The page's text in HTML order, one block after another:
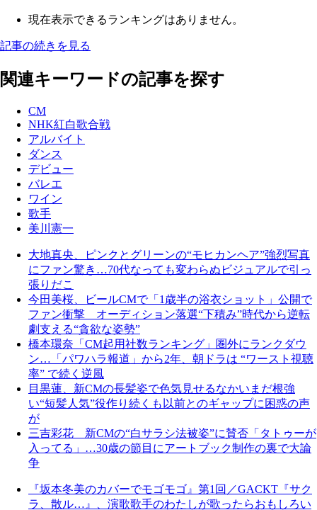
現在表示できるランキングはありません。
記事の続きを見る
関連キーワードの記事を探す
CM
NHK紅白歌合戦
アルバイト
ダンス
デビュー
バレエ
ワイン
歌手
美川憲一
大地真央、ピンクとグリーンの“モヒカンヘア”強烈写真
にファン驚き…70代なっても変わらぬビジュアルで引っ
張りだこ
今田美桜、ビールCMで「1歳半の浴衣ショット」公開で
ファン衝撃 オーディション落選“下積み”時代から逆転
劇支える“貪欲な姿勢”
橋本環奈「CM起用社数ランキング」圏外にランクダウ
ン…「パワハラ報道」から2年、朝ドラは “ワースト視聴
率” で続く逆風
目黒蓮、新CMの長髪姿で色気見せるなかいまだ根強
い“短髪人気”役作り続くも以前とのギャップに困惑の声
が
三吉彩花 新CMの“白サラシ法被姿”に賛否「タトゥーが
入ってる」…30歳の節目にアートブック制作の裏で大論
争
『坂本冬美のカバーでモゴモゴ』第1回／GACKT『サク
ラ、散ル…』、演歌歌手のわたしが歌ったらおもしろい